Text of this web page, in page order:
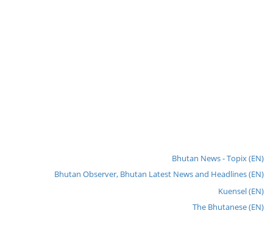
Bhutan News - Topix (EN)
Bhutan Observer, Bhutan Latest News and Headlines (EN)
Kuensel (EN)
The Bhutanese (EN)